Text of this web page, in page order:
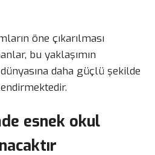
öne çıkarılması
bu yaklaşımın
daha güçlü şekilde
esnek okul